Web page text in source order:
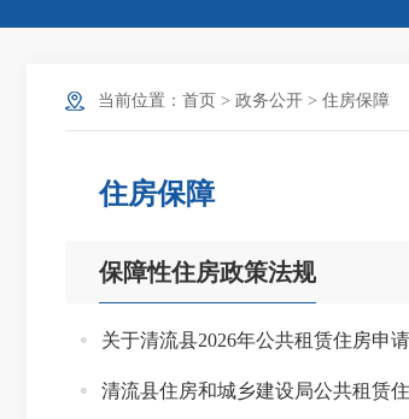
当前位置： 首页 > 政务公开 > 住房保障
住房保障
保障性住房政策法规
关于清流县2026年公共租赁住房申
清流县住房和城乡建设局公共租赁